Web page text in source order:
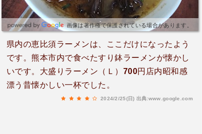
画像は著作権で保護されている場合があります。
県内の恵比須ラーメンは、ここだけになったよう
です。熊本市内で食べたすり鉢ラーメンが懐かし
いです。大盛りラーメン（Ｌ）700円店内昭和感
漂う昔懐かしい一杯でした。
2024/2/25(日) 出典:www.google.com